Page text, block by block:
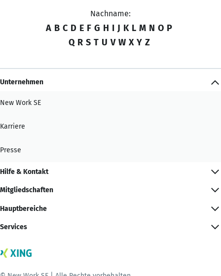
Nachname:
A B C D E F G H I J K L M N O P
Q R S T U V W X Y Z
Unternehmen
New Work SE
Karriere
Presse
Hilfe & Kontakt
Mitgliedschaften
Hauptbereiche
Services